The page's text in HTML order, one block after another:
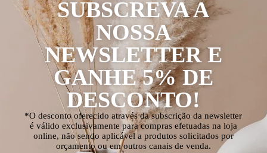
SUBSCREVA A
NOSSA
NEWSLETTER E
GANHE 5% DE
DESCONTO!
*O desconto oferecido através da subscrição da newsletter
é válido exclusivamente para compras efetuadas na loja
online, não sendo aplicável a produtos solicitados por
orçamento ou em outros canais de venda.